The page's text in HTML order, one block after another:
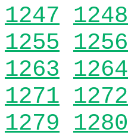
1247 1248
1255 1256
1263 1264
1271 1272
1279 1280